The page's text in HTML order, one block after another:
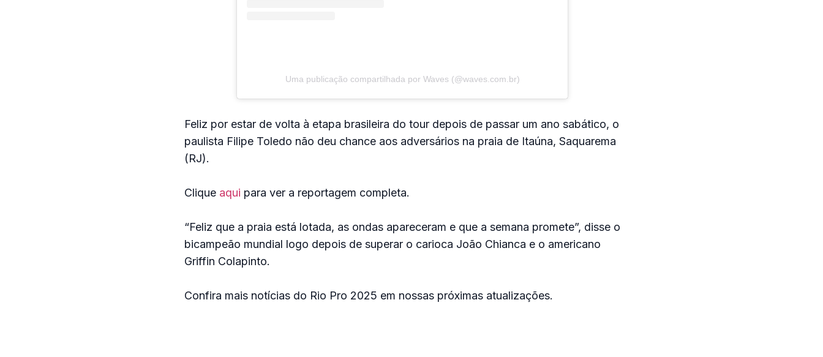
Uma publicação compartilhada por Waves (@waves.com.br)
Feliz por estar de volta à etapa brasileira do tour depois de passar um ano sabático, o
paulista Filipe Toledo não deu chance aos adversários na praia de Itaúna, Saquarema
(RJ).
Clique aqui para ver a reportagem completa.
“Feliz que a praia está lotada, as ondas apareceram e que a semana promete”, disse o
bicampeão mundial logo depois de superar o carioca João Chianca e o americano
Griffin Colapinto.
Confira mais notícias do Rio Pro 2025 em nossas próximas atualizações.